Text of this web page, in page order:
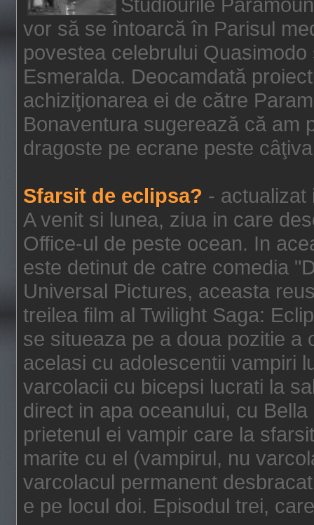
vor să se întoarcă în Parisul
povestea celebrului
Esmeralda. Deocamdată
achiziţionarea ei de către
Bonaventura sugerează că am
dragoste pe ecrane peste
Sfarsit de eclipsa? - actualizat
A venit si lunea, ziua in care
Office-ul de peste ocean. In
este detinut de catre comedia
Universal Pictures, aceasta
treilea film al Twilight Saga:
se situeaza pe a doua pozitie a
acelasi cu adolescentii vampiri
varcolacii cu bicepsi lucrati la
direct in apa oceanului, cu
prietenul ei vampir care la
marite cu el (vampirul, nu
varcolacul permanent
e pe locul doi. Episodul trei,